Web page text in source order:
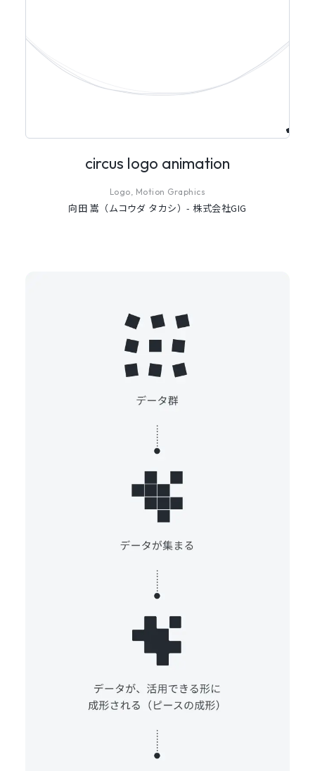
circus logo animation
Logo, Motion Graphics
向田 嵩（ムコウダ タカシ）- 株式会社GIG